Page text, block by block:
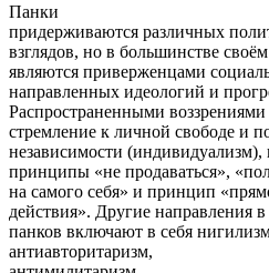
Панки
придерживаются различных
взглядов, но в большинстве
являются приверженцами
направленных идеологий и
Распространенными воззрениями
стремление к личной свободе и
независимости
принципы «не продаваться»,
на самого себя» и принцип
действия». Другие направления
панков включают в себя
антиавторитаризм,